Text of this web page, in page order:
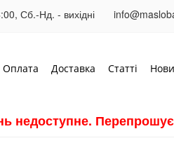
Сб.-Нд. - вихідні
Оплата Доставка Статті